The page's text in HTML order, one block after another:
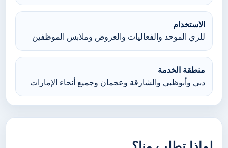
الاستخدام
للزي الموحد والفعاليات والعروض وملابس الموظفين
منطقة الخدمة
دبي وأبوظبي والشارقة وعجمان وجميع أنحاء الإمارات